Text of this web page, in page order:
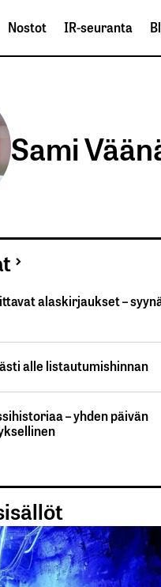
Nostot IR-seuranta
Sami
alaskirjaukset –
alle listautumishinnan
– yhden päivän